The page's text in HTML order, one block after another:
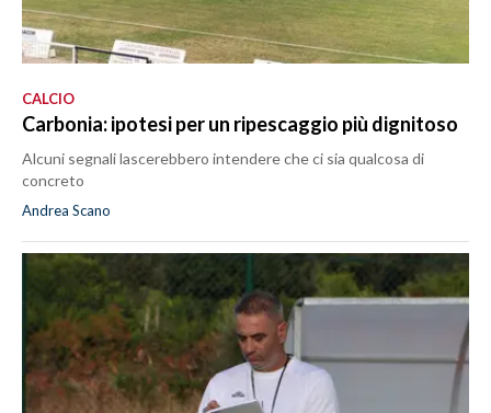
CALCIO
Carbonia: ipotesi per un ripescaggio più dignitoso
Alcuni segnali lascerebbero intendere che ci sia qualcosa di
concreto
Andrea Scano